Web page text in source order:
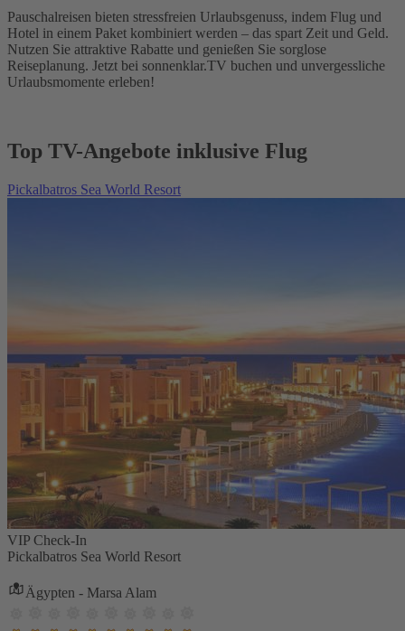
Pauschalreisen bieten stressfreien Urlaubsgenuss, indem Flug und
Hotel in einem Paket kombiniert werden – das spart Zeit und Geld.
Nutzen Sie attraktive Rabatte und genießen Sie sorglose
Reiseplanung. Jetzt bei sonnenklar.TV buchen und unvergessliche
Urlaubsmomente erleben!
Top TV-Angebote inklusive Flug
Pickalbatros Sea World Resort
VIP Check-In
Pickalbatros Sea World Resort
Ägypten - Marsa Alam